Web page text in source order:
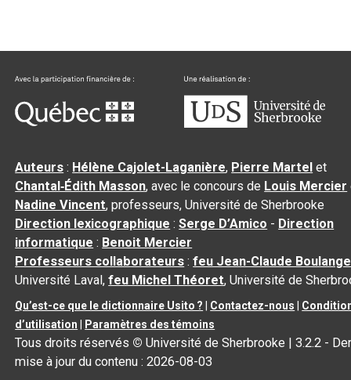
Auteurs : Hélène Cajolet-Laganière, Pierre Martel et
Chantal‑Édith Masson, avec le concours de Louis Mercier
Nadine Vincent, professeurs, Université de Sherbrooke
Direction lexicographique :Serge D’Amico - Direction
informatique : Benoit Mercier
Professeurs collaborateurs :feu Jean-Claude
Université Laval,feu Michel Théoret, Université de
Qu’est-ce que le dictionnaire Usito ? Contactez-nous
d’utilisation
Paramètres des témoins
Tous droits réservés © Université de Sherbrooke |3.2.2 -
mise à jour du contenu :2026-08-03